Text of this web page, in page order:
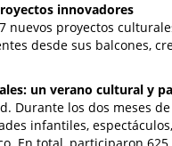
innovadores
nuevos proyectos
desde sus balcones,
un verano cultural y
Durante los dos meses
infantiles,